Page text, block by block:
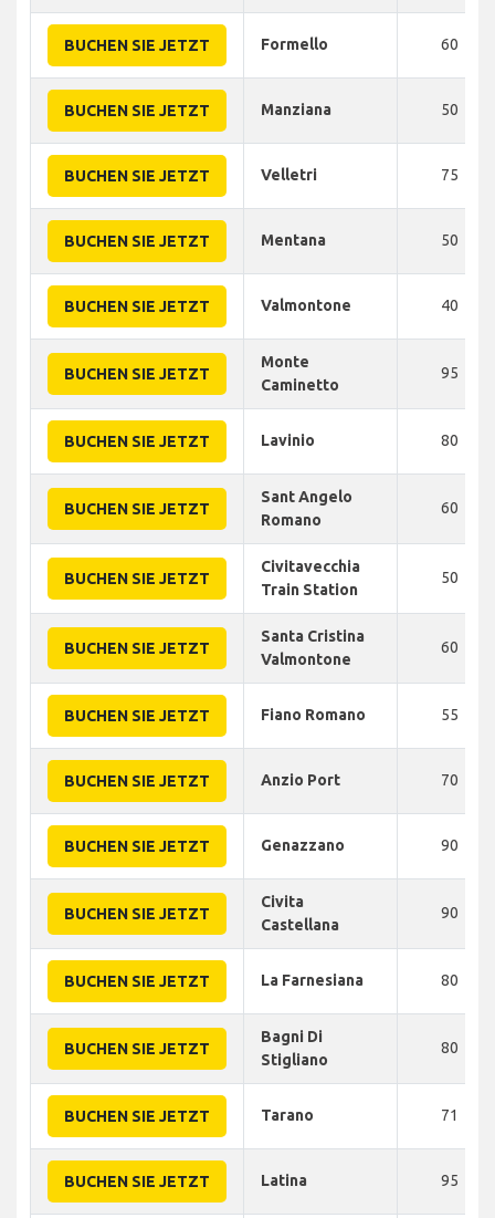
BUCHEN SIE JETZT Formello 60
BUCHEN SIE JETZT Manziana 50
BUCHEN SIE JETZT Velletri 75
BUCHEN SIE JETZT Mentana 50
BUCHEN SIE JETZT Valmontone 40
BUCHEN SIE JETZT
Monte
Caminetto
95
BUCHEN SIE JETZT Lavinio 80
BUCHEN SIE JETZT
Sant Angelo
Romano
60
BUCHEN SIE JETZT
Civitavecchia
Train Station
50
BUCHEN SIE JETZT
Santa Cristina
Valmontone
60
BUCHEN SIE JETZT Fiano Romano 55
BUCHEN SIE JETZT Anzio Port 70
BUCHEN SIE JETZT Genazzano 90
BUCHEN SIE JETZT
Civita
Castellana
90
BUCHEN SIE JETZT La Farnesiana 80
BUCHEN SIE JETZT
Bagni Di
Stigliano
80
BUCHEN SIE JETZT Tarano 71
BUCHEN SIE JETZT Latina 95